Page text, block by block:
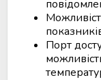
Порт